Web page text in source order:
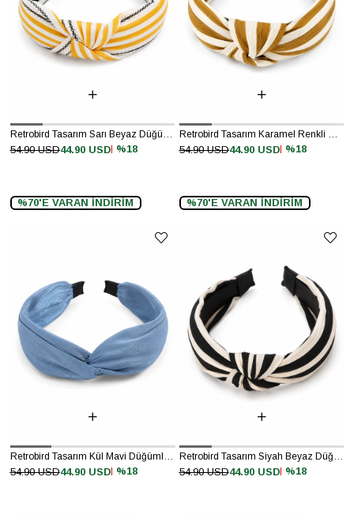
Retrobird Tasarım Sarı Beyaz Düğümlü Taç
%18
44.90 USD
54.90 USD
%70'E VARAN İNDİRİM
Retrobird Tasarım Karamel Renkli Düğümlü Taç
%18
44.90 USD
54.90 USD
%70'E VARAN İNDİRİM
Retrobird Tasarım Kül Mavi Düğümlü Taç
%18
44.90 USD
54.90 USD
Retrobird Tasarım Siyah Beyaz Düğümlü Taç
%18
44.90 USD
54.90 USD